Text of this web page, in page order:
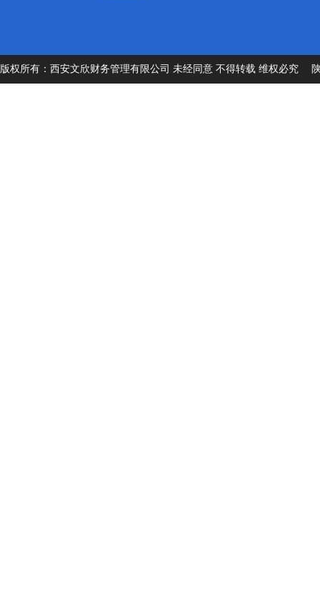
版权所有：西安文欣财务管理有限公司 未经同意 不得转载 维权必究